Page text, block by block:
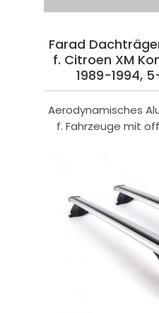
Farad
f. Citroen XM
1989-1994,
Aerodynamisches
f. Fahrzeuge mit